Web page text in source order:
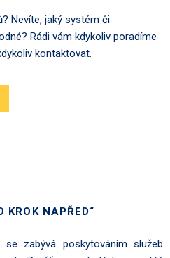
Nevíte, jaký systém či
Rádi vám kdykoliv poradíme
kontaktovat.
KROK NAPŘED“
se zabývá poskytováním služeb